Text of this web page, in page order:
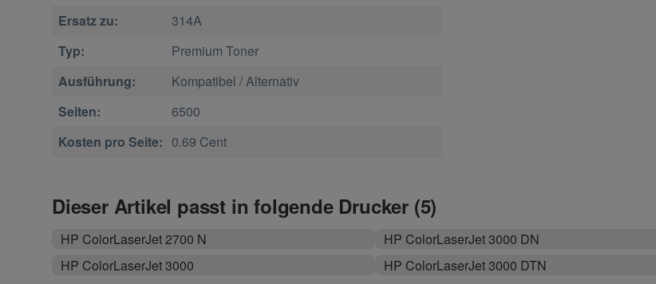
Ersatz zu:
314A
Typ:
Premium Toner
Ausführung:
Kompatibel / Alternativ
Seiten:
6500
Kosten pro Seite: 0.69 Cent
Dieser Artikel passt in folgende Drucker (5)
HP ColorLaserJet 2700 N
HP ColorLaserJet 3000
HP ColorLaserJet 3000 DN
HP ColorLaserJet 3000 DTN